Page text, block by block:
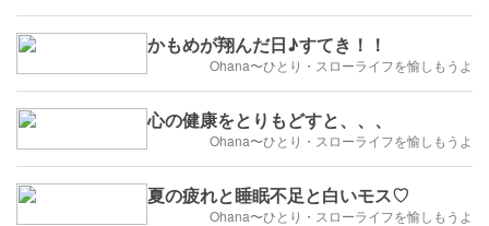
かもめが翔んだ日♪すてき！！
Ohana〜ひとり・スローライフを愉しもうよ
心の健康をとりもどすと、、、
Ohana〜ひとり・スローライフを愉しもうよ
夏の疲れと睡眠不足と白いモス♡
Ohana〜ひとり・スローライフを愉しもうよ